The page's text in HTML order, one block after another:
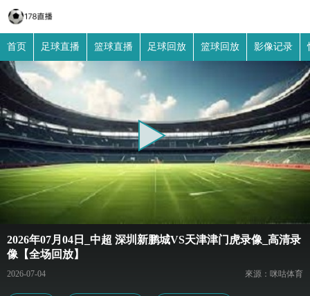
首页 足球直播 篮球直播 足球回放 篮球回放 影像记录
2026年07月04日_中超 深圳新鹏城VS天津津门虎录像_高清录
像【全场回放】
2026-07-04 來源：咪咕体育